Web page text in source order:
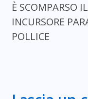
È SCOMPARSO
INCURSORE
POLLICE